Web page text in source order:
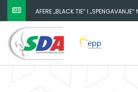
AFERE „BLACK TIE“ I „SPENGAVANJE“
ZATAŠKATI